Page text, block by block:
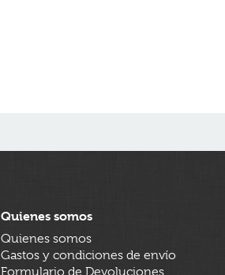
Quienes somos
Quienes somos
Gastos y condiciones de envío
Formulario de Devoluciones